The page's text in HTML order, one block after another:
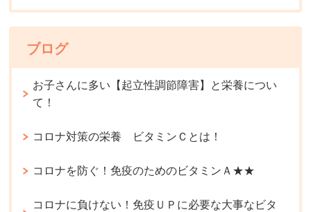
ブログ
お子さんに多い【起立性調節障害】と栄養につい
て！
コロナ対策の栄養 ビタミンＣとは！
コロナを防ぐ！免疫のためのビタミンＡ★★
コロナに負けない！免疫ＵＰに必要な大事なビタ